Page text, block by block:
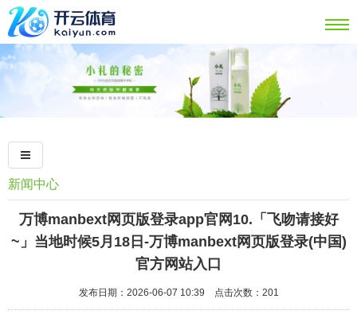
新闻中心
万博manbext网页版登录app官网10.「飞吻请接好
~」当地时候5月18日-万博manbext网页版登录(中国)
官方网站入口
发布日期：2026-06-07 10:39 点击次数：201